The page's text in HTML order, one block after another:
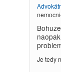
Je tedy